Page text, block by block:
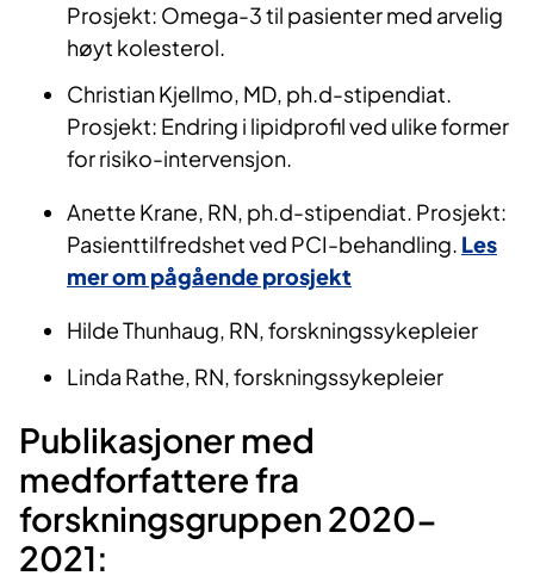
Prosjekt: Omega-3 til pasienter med arvelig
høyt kolesterol.
Christian Kjellmo, MD, ph.d-stipendiat.
Prosjekt: Endring i lipidprofil ved ulike former
for risiko-intervensjon.
Anette Krane, RN, ph.d-stipendiat. Prosjekt:
Pasienttilfredshet ved PCI-behandling. Les
mer om pågående prosjekt
Hilde Thunhaug, RN, forskningssykepleier
Linda Rathe, RN, forskningssykepleier
​Publikasjoner med
medforfattere fra
forskningsgruppen 2020-
2021: